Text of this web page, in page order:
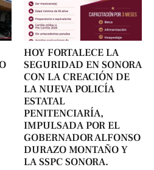
HOY FORTALECE LA
SEGURIDAD EN SONORA
CON LA CREACIÓN DE
LA NUEVA POLICÍA
ESTATAL
PENITENCIARÍA,
IMPULSADA POR EL
GOBERNADOR ALFONSO
DURAZO MONTAÑO Y
LA SSPC SONORA.